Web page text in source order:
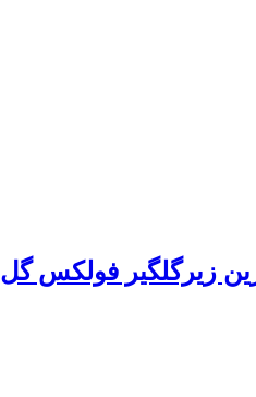
زیرگلگیر فولکس گل